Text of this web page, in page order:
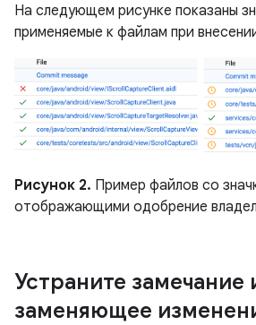
На следующем рисунке показаны
применяемые к файлам при
Рисунок 2. Пример файлов со
отображающими одобрение
Устраните замечание
заменяющее